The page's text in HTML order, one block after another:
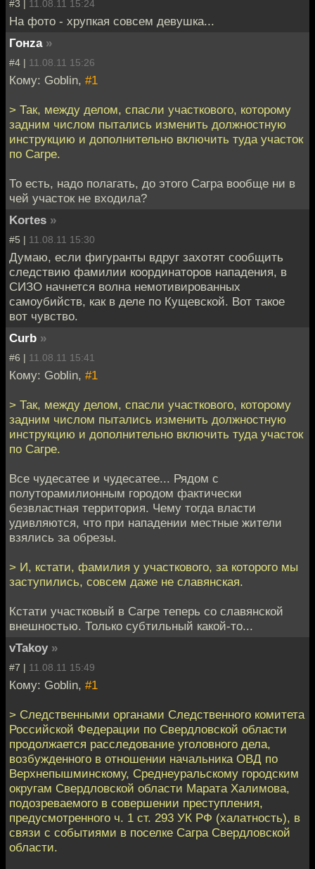
#3 | 11.08.11 15:24
На фото - хрупкая совсем девушка...
Гонzа »
#4 | 11.08.11 15:26
Кому: Goblin, #1
> Так, между делом, спасли участкового, которому
задним числом пытались изменить должностную
инструкцию и дополнительно включить туда участок
по Сагре.
То есть, надо полагать, до этого Сагра вообще ни в
чей участок не входила?
Kortes »
#5 | 11.08.11 15:30
Думаю, если фигуранты вдруг захотят сообщить
следствию фамилии координаторов нападения, в
СИЗО начнется волна немотивированных
самоубийств, как в деле по Кущевской. Вот такое
вот чувство.
Curb »
#6 | 11.08.11 15:41
Кому: Goblin, #1
> Так, между делом, спасли участкового, которому
задним числом пытались изменить должностную
инструкцию и дополнительно включить туда участок
по Сагре.
Все чудесатее и чудесатее... Рядом с
полуторамилионным городом фактически
безвластная территория. Чему тогда власти
удивляются, что при нападении местные жители
взялись за обрезы.
> И, кстати, фамилия у участкового, за которого мы
заступились, совсем даже не славянская.
Кстати участковый в Сагре теперь со славянской
внешностью. Только субтильный какой-то...
vTakoy »
#7 | 11.08.11 15:49
Кому: Goblin, #1
> Следственными органами Следственного комитета
Российской Федерации по Свердловской области
продолжается расследование уголовного дела,
возбужденного в отношении начальника ОВД по
Верхнепышминскому, Среднеуральскому городским
округам Свердловской области Марата Халимова,
подозреваемого в совершении преступления,
предусмотренного ч. 1 ст. 293 УК РФ (халатность), в
связи с событиями в поселке Сагра Свердловской
области.